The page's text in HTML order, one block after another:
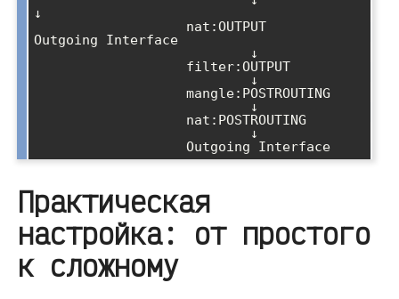
↓
Outgoing Interface
Практическая
настройка: от простого
к сложному